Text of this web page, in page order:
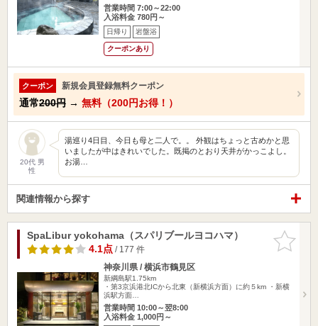
営業時間 7:00～22:00
入浴料金 780円～
日帰り 岩盤浴
クーポンあり
クーポン 新規会員登録無料クーポン
通常200円 → 無料（200円お得！）
20代 男
性
湯巡り4日目、今日も母と二人で。。 外観はちょっと古めかと思
いましたが中はきれいでした。既掲のとおり天井がかっこよし。
お湯…
関連情報から探す
お気に入
りに追加
SpaLibur yokohama（スパリブールヨコハマ）
4.1点/ 177 件
神奈川県 / 横浜市鶴見区
新綱島駅1.75km
・第3京浜港北ICから北東（新横浜方面）に約５km ・新横
浜駅方面…
営業時間 10:00～翌8:00
入浴料金 1,000円～